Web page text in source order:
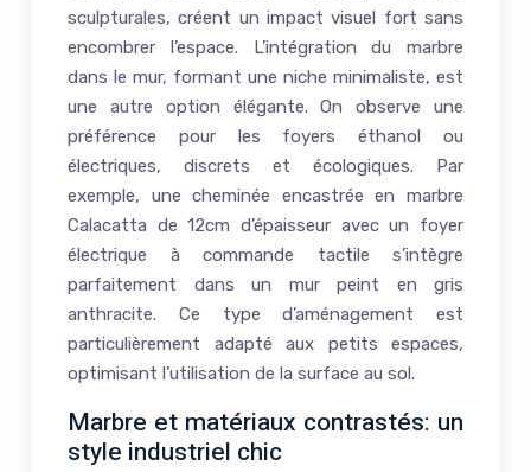
sculpturales, créent un impact visuel fort sans
encombrer l’espace. L’intégration du marbre
dans le mur, formant une niche minimaliste, est
une autre option élégante. On observe une
préférence pour les foyers éthanol ou
électriques, discrets et écologiques. Par
exemple, une cheminée encastrée en marbre
Calacatta de 12cm d’épaisseur avec un foyer
électrique à commande tactile s’intègre
parfaitement dans un mur peint en gris
anthracite. Ce type d’aménagement est
particulièrement adapté aux petits espaces,
optimisant l’utilisation de la surface au sol.
Marbre et matériaux contrastés: un
style industriel chic